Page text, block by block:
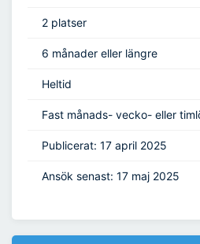
2 platser
6 månader eller längre
Heltid
Fast månads- vecko- eller
Publicerat: 17 april 2025
Ansök senast: 17 maj 2025